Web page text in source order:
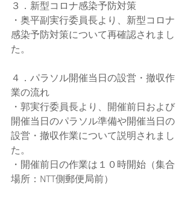
３．新型コロナ感染予防対策
・奥平副実行委員長より、新型コロナ
感染予防対策について再確認されまし
た。
４．パラソル開催当日の設営・撤収作
業の流れ
・郭実行委員長より、開催前日および
開催当日のパラソル準備や開催当日の
設営・撤収作業について説明されまし
た。
・開催前日の作業は１０時開始（集合
場所：NTT側郵便局前）